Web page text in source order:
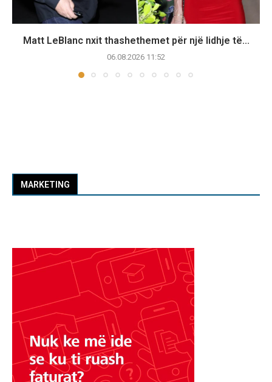
Matt LeBlanc nxit thashethemet për një lidhje të...
06.08.2026 11:52
MARKETING